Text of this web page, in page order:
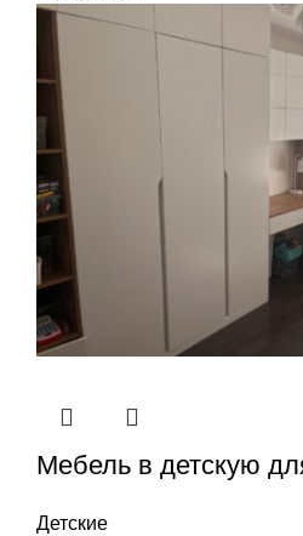
Мебель в детскую
Детские